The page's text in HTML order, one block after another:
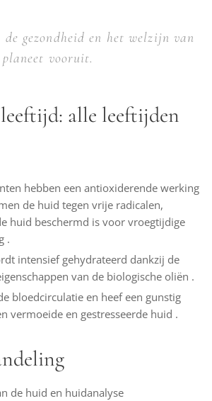
de gezondheid en het welzijn van
vooruit.
alle leeftijden
hebben een antioxiderende werking
de huid tegen vrije radicalen,
huid beschermd is voor vroegtijdige
.
intensief gehydrateerd dankzij de
van de biologische oliën .
bloedcirculatie en heef een gunstig
vermoeide en gestresseerde huid .
de huid en huidanalyse